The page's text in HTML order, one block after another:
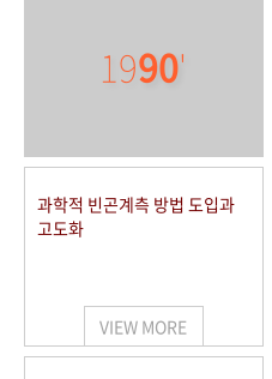
1990'
과학적 빈곤계측 방법 도입과
고도화
VIEW MORE